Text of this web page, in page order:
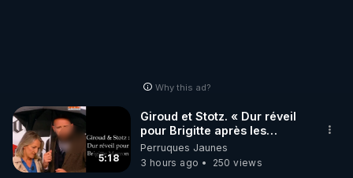
▶ 10 % de réduction sur les extracteurs de la
marque SANA :
Rendez-vous sur http://rgnr.li/lechoubrave
code : REGENERE10
Why this ad?
5:18
Giroud et Stotz. « Dur réveil
pour Brigitte après les
élections européennes ».
Perruques Jaunes
3 hours ago
250 views